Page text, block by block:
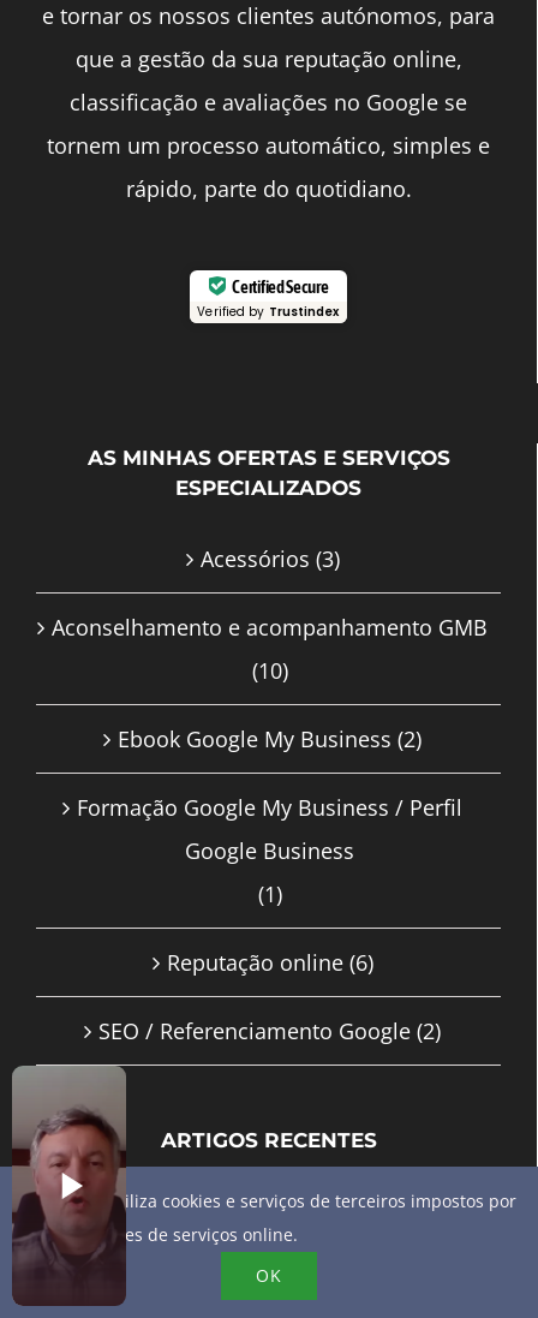
e tornar os nossos clientes autónomos, para
que a gestão da sua reputação online,
classificação e avaliações no Google se
tornem um processo automático, simples e
rápido, parte do quotidiano.
Certified Secure
Verified by Trustindex
AS MINHAS OFERTAS E SERVIÇOS
ESPECIALIZADOS
Acessórios (3)
Aconselhamento e acompanhamento GMB
(10)
Ebook Google My Business (2)
Formação Google My Business / Perfil
Google Business
(1)
Reputação online (6)
SEO / Referenciamento Google (2)
ARTIGOS RECENTES
Começa a usar o serviço de mensagens
para clientes com tecnologia de
inteligência artificial
Este site utiliza cookies e serviços de terceiros impostos por
fornecedores de serviços online.
OK